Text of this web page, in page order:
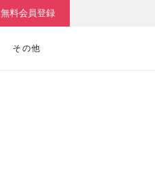
その他
無料会員登録